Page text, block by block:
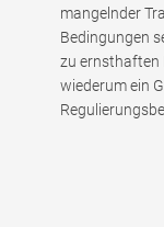
mangelnder
Bedingungen
zu ernsthaften
wiederum ein